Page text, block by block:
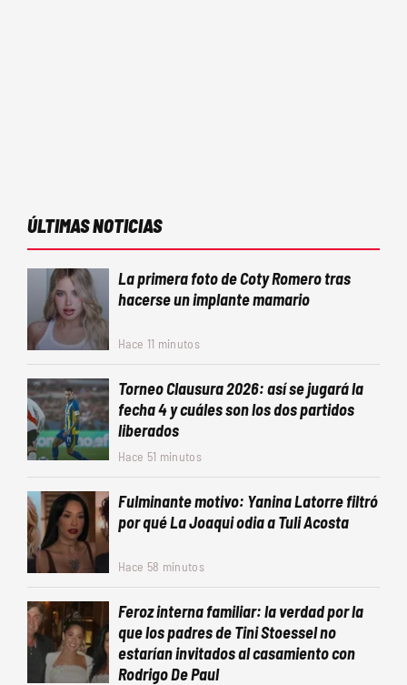
ÚLTIMAS NOTICIAS
La primera foto de Coty Romero tras
hacerse un implante mamario
Hace 11 minutos
Torneo Clausura 2026: así se jugará la
fecha 4 y cuáles son los dos partidos
liberados
Hace 51 minutos
Fulminante motivo: Yanina Latorre filtró
por qué La Joaqui odia a Tuli Acosta
Hace 58 minutos
Feroz interna familiar: la verdad por la
que los padres de Tini Stoessel no
estarían invitados al casamiento con
Rodrigo De Paul